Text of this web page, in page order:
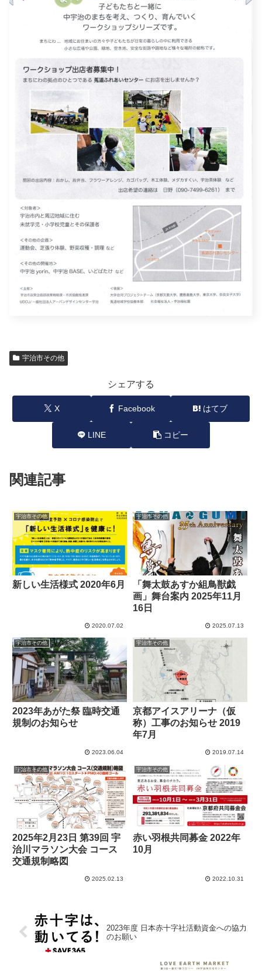
宇治市その他
シェアする
X Facebook はてブ
LINE コピー
関連記事
宇治市その他
新しい生活様式 2020年6月
2020.07.02
宇治市その他
「舞太鼓あすか組鳥獣戯
画」舞台案内 2025年11月
16日
2025.07.13
宇治市その他
2023年あがた祭 臨時交通
規制のお知らせ
2023.06.04
宇治市その他
京都アイスアリーナ（仮
称）工事のお知らせ 2019
年7月
2019.07.14
宇治市その他
2025年2月23日 第39回 宇
治川マラソン大会 コース
交通規制略図
2025.02.13
宇治市その他
赤い羽根共同募金 2022年
10月
2022.10.31
2023年度 日本赤十字社活動資金への協力
のお願い